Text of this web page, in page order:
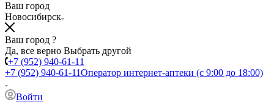
Ваш город
Новосибирск
Ваш город ?
Да, все верно Выбрать другой
+7 (952) 940-61-11
+7 (952) 940-61-11Оператор интернет-аптеки (с 9:00 до 18:00)
Войти